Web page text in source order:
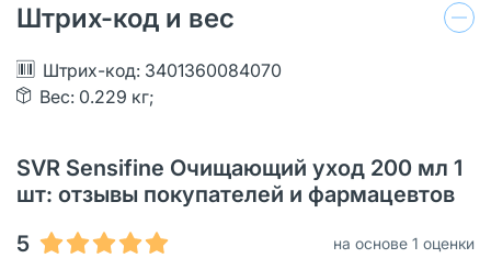
Штрих-код и вес
Штрих-код: 3401360084070
Вес: 0.229 кг;
SVR Sensifine Очищающий уход 200 мл 1
шт: отзывы покупателей и фармацевтов
5
на основе 1 оценки